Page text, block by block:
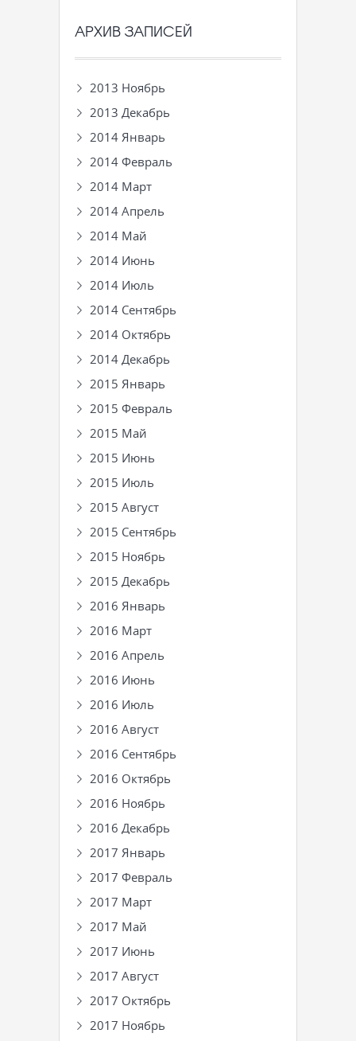
АРХИВ ЗАПИСЕЙ
2013 Ноябрь
2013 Декабрь
2014 Январь
2014 Февраль
2014 Март
2014 Апрель
2014 Май
2014 Июнь
2014 Июль
2014 Сентябрь
2014 Октябрь
2014 Декабрь
2015 Январь
2015 Февраль
2015 Май
2015 Июнь
2015 Июль
2015 Август
2015 Сентябрь
2015 Ноябрь
2015 Декабрь
2016 Январь
2016 Март
2016 Апрель
2016 Июнь
2016 Июль
2016 Август
2016 Сентябрь
2016 Октябрь
2016 Ноябрь
2016 Декабрь
2017 Январь
2017 Февраль
2017 Март
2017 Май
2017 Июнь
2017 Август
2017 Октябрь
2017 Ноябрь